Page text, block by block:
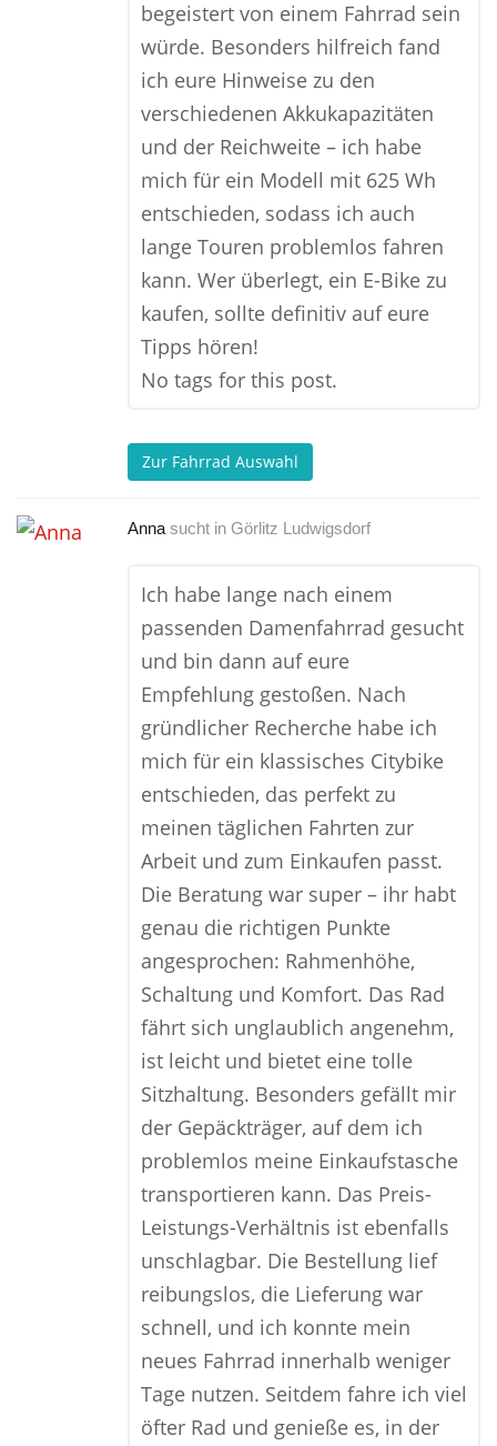
begeistert von einem Fahrrad sein
würde. Besonders hilfreich fand
ich eure Hinweise zu den
verschiedenen Akkukapazitäten
und der Reichweite – ich habe
mich für ein Modell mit 625 Wh
entschieden, sodass ich auch
lange Touren problemlos fahren
kann. Wer überlegt, ein E-Bike zu
kaufen, sollte definitiv auf eure
Tipps hören!
No tags for this post.
Zur Fahrrad Auswahl
Anna sucht in Görlitz Ludwigsdorf
Ich habe lange nach einem
passenden Damenfahrrad gesucht
und bin dann auf eure
Empfehlung gestoßen. Nach
gründlicher Recherche habe ich
mich für ein klassisches Citybike
entschieden, das perfekt zu
meinen täglichen Fahrten zur
Arbeit und zum Einkaufen passt.
Die Beratung war super – ihr habt
genau die richtigen Punkte
angesprochen: Rahmenhöhe,
Schaltung und Komfort. Das Rad
fährt sich unglaublich angenehm,
ist leicht und bietet eine tolle
Sitzhaltung. Besonders gefällt mir
der Gepäckträger, auf dem ich
problemlos meine Einkaufstasche
transportieren kann. Das Preis-
Leistungs-Verhältnis ist ebenfalls
unschlagbar. Die Bestellung lief
reibungslos, die Lieferung war
schnell, und ich konnte mein
neues Fahrrad innerhalb weniger
Tage nutzen. Seitdem fahre ich viel
öfter Rad und genieße es, in der